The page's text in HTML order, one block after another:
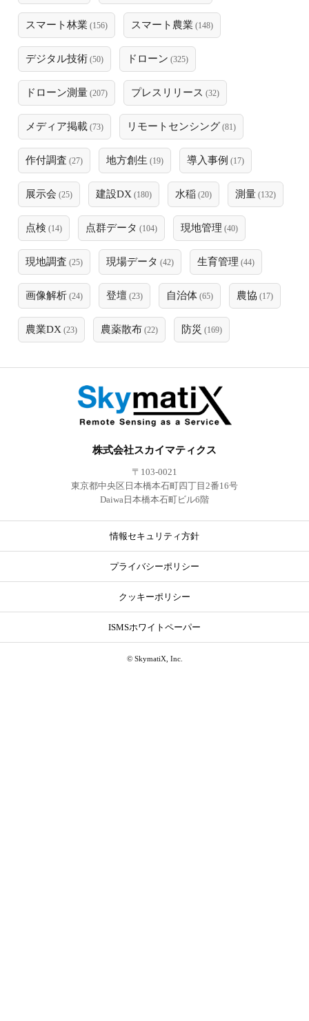
スマート林業 (156) スマート農業 (148)
デジタル技術 (50) ドローン (325)
ドローン測量 (207) プレスリリース (32)
メディア掲載 (73) リモートセンシング (81)
作付調査 (27) 地方創生 (19) 導入事例 (17)
展示会 (25) 建設DX (180) 水稲 (20) 測量 (132)
点検 (14) 点群データ (104) 現地管理 (40)
現地調査 (25) 現場データ (42) 生育管理 (44)
画像解析 (24) 登壇 (23) 自治体 (65) 農協 (17)
農業DX (23) 農薬散布 (22) 防災 (169)
株式会社スカイマティクス
〒103-0021
東京都中央区日本橋本石町四丁目2番16号
Daiwa日本橋本石町ビル6階
情報セキュリティ方針
プライバシーポリシー
クッキーポリシー
ISMSホワイトペーパー
© SkymatiX, Inc.